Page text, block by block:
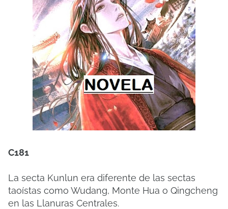
C181
La secta Kunlun era diferente de las sectas
taoístas como Wudang, Monte Hua o Qingcheng
en las Llanuras Centrales.